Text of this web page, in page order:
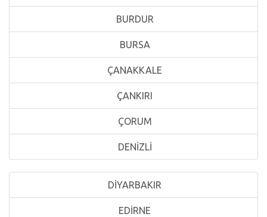
BURDUR
BURSA
ÇANAKKALE
ÇANKIRI
ÇORUM
DENİZLİ
DİYARBAKIR
EDİRNE